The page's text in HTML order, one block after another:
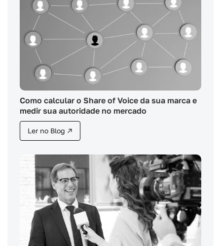
Como calcular o Share of Voice da sua marca e
medir sua autoridade no mercado
Ler no Blog ↗